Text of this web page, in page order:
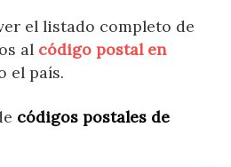
el listado completo de
al código postal en
el país.
códigos postales de